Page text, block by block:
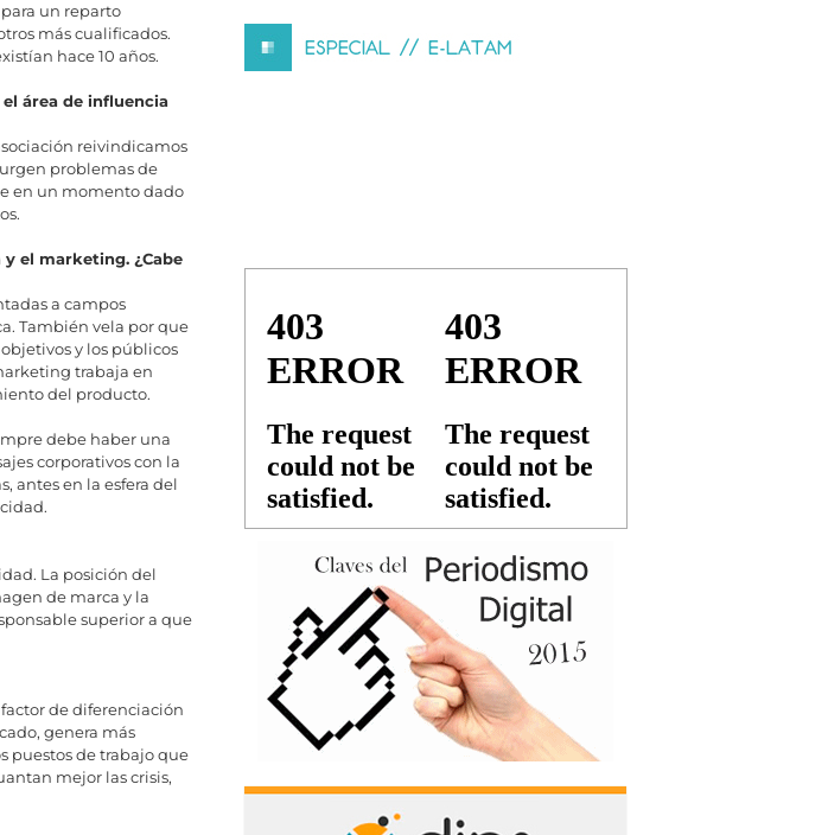
un reparto
más cualificados.
hace 10 años.
área de influencia
reivindicamos
problemas de
en un momento dado
el marketing. ¿Cabe
a campos
También vela por que
y los públicos
trabaja en
del producto.
debe haber una
corporativos con la
antes en la esfera del
La posición del
de marca y la
superior a que
de diferenciación
genera más
puestos de trabajo que
mejor las crisis,